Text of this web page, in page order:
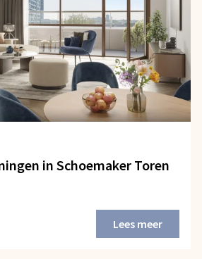
in Schoemaker Toren
Lees meer